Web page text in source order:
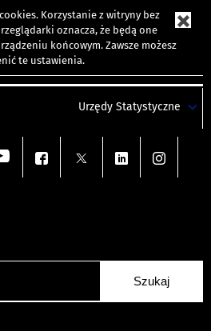
. Korzystanie z witryny bez
oznacza, że będą one
końcowym. Zawsze możesz
te ustawienia.
Urzędy Statystyczne